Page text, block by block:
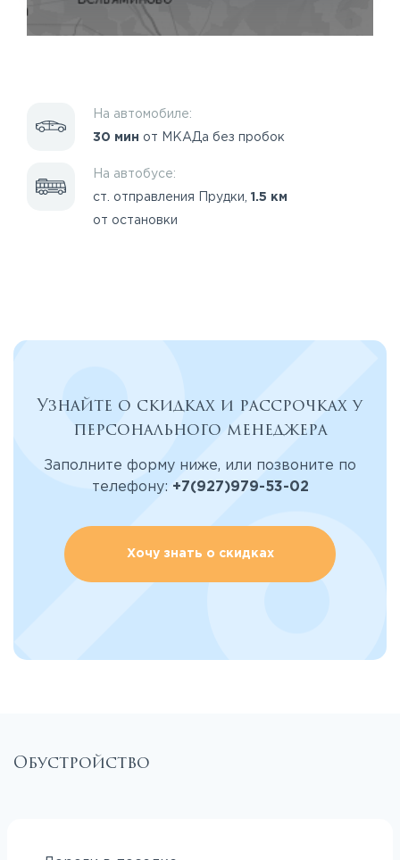
На автомобиле:
30 мин от МКАДа без пробок
На автобусе:
ст. отправления Прудки, 1.5 км
от остановки
Узнайте о скидках и рассрочках у
персонального менеджера
Заполните форму ниже, или позвоните по
телефону: +7(927)979-53-02
Хочу знать о скидках
Обустройство